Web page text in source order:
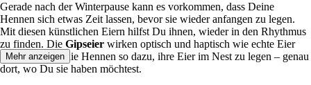
Gerade nach der Winterpause kann es vorkommen, dass Deine
Hennen sich etwas Zeit lassen, bevor sie wieder anfangen zu legen.
Mit diesen künstlichen Eiern hilfst Du ihnen, wieder in den Rhythmus
zu finden. Die Gipseier wirken optisch und haptisch wie echte Eier
und animieren die Hennen so dazu, ihre Eier im Nest zu legen – genau
dort, wo Du sie haben möchtest.
Mehr anzeigen